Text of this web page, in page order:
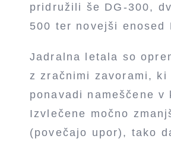
pridružili še DG-300,
500 ter novejši enosed
Jadralna letala so
z zračnimi zavorami, ki
ponavadi nameščene v
Izvlečene močno
(povečajo upor), tako